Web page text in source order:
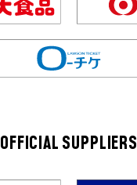
OFFICIAL SUPPLIERS